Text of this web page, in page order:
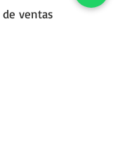
de ventas